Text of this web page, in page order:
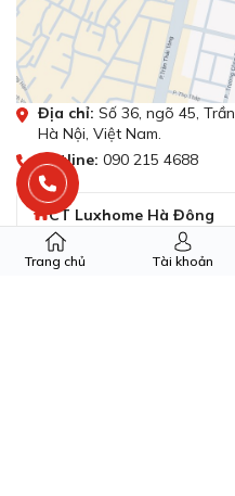
Trang chủ Tài khoản
Địa chỉ: Số 36, ngõ 45,
Hà Nội, Việt Nam.
Hotline: 090 215 4688
CT Luxhome Hà Đông